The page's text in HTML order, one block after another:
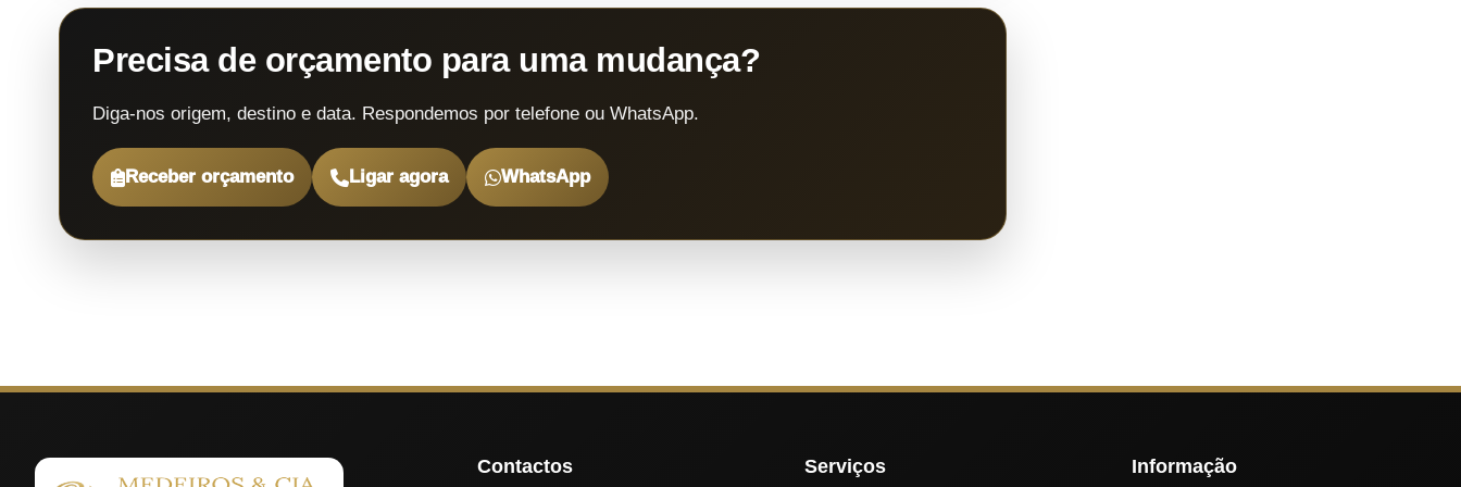
Precisa de orçamento para uma mudança?
Diga-nos origem, destino e data. Respondemos por telefone ou WhatsApp.
Receber orçamento Ligar agora WhatsApp
Contactos Serviços Informação